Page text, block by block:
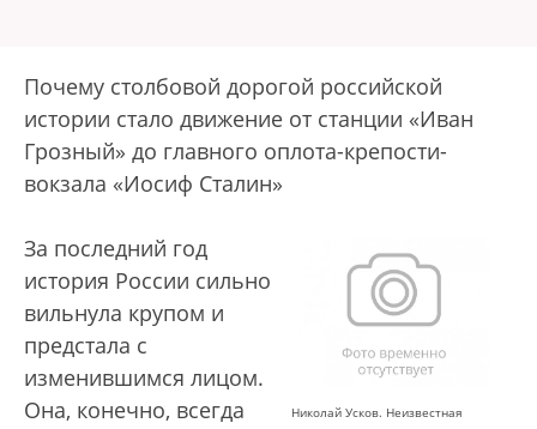
Почему столбовой дорогой российской
истории стало движение от станции «Иван
Грозный» до главного оплота-крепости-
вокзала «Иосиф Сталин»
Николай Усков. Неизвестная
За последний год
история России сильно
вильнула крупом и
предстала с
изменившимся лицом.
Она, конечно, всегда